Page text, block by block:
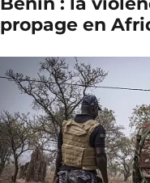
propage en